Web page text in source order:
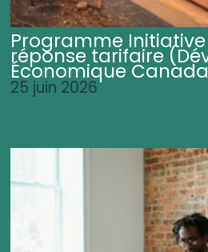
Programme
réponse tarifaire
Économique
25 juin 2026